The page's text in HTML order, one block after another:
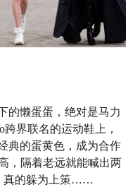
的懒蛋蛋，绝对是马力
跨界联名的运动鞋上，
典的蛋黄色，成为合作
，隔着老远就能喊出两
真的躲为上策……